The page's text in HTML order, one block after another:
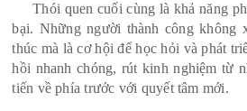
Thói quen cuối cùng là khả năng
bại. Những người thành công không
thúc mà là cơ hội để học hỏi và phát
hồi nhanh chóng, rút kinh nghiệm từ
tiến về phía trước với quyết tâm mới.